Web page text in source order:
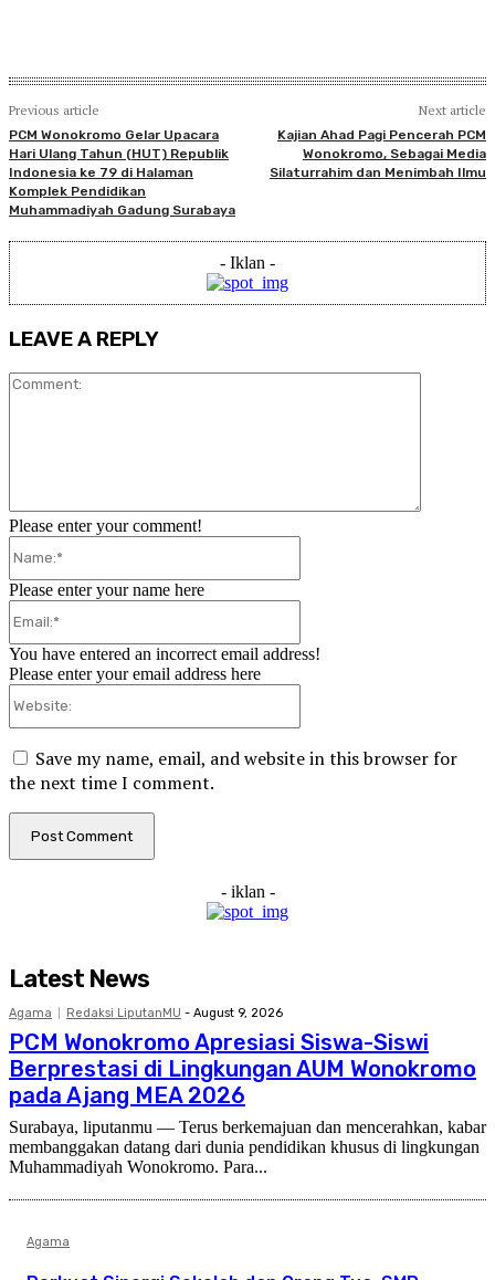
Previous article
PCM Wonokromo Gelar Upacara
Hari Ulang Tahun (HUT) Republik
Indonesia ke 79 di Halaman
Komplek Pendidikan
Muhammadiyah Gadung Surabaya
Next article
Kajian Ahad Pagi Pencerah PCM
Wonokromo, Sebagai Media
Silaturrahim dan Menimbah Ilmu
- Iklan -
LEAVE A REPLY
Please enter your comment!
Please enter your name here
You have entered an incorrect email address!
Please enter your email address here
Save my name, email, and website in this browser for
the next time I comment.
- iklan -
Latest News
Agama Redaksi LiputanMU - August 9, 2026
PCM Wonokromo Apresiasi Siswa-Siswi
Berprestasi di Lingkungan AUM Wonokromo
pada Ajang MEA 2026
Surabaya, liputanmu — Terus berkemajuan dan mencerahkan, kabar
membanggakan datang dari dunia pendidikan khusus di lingkungan
Muhammadiyah Wonokromo. Para...
Agama